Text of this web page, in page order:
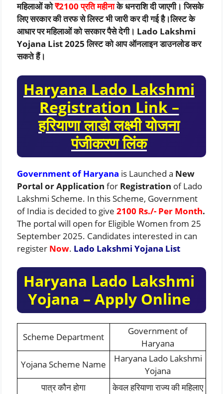
महिलाओं को₹2100 प्रति महीनाके धनराशि दी जाएगी। जिसके
लिए सरकार की तरफ से लिस्ट भी जारी कर दी गई है।लिस्ट के
आधार पर महिलाओं को सरकार पैसे देगी। Lado Lakshmi
Yojana List 2025 लिस्ट को आप ऑनलाइन डाउनलोड कर
सकते हैं।
Haryana Lado Lakshmi
Registration Link –
हरियाणा लाडो लक्ष्मी योजना
पंजीकरण लिंक
Government of Haryana is Launched a New
Portal or Application for Registration of Lado
Lakshmi Scheme. In this Scheme, Government
of India is decided to give 2100 Rs./- Per Month.
The portal will open for Eligible Women from 25
September 2025. Candidates interested in can
register Now. Lado Lakshmi Yojana List
Haryana Lado Lakshmi
Yojana – Apply Online
Scheme Department
Government of
Haryana
Yojana Scheme Name
Haryana Lado Lakshmi
Yojana
पात्र कौन होगा
केवल हरियाणा राज्य की महिलाए